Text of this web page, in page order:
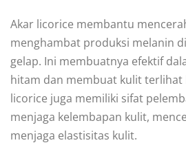
Akar licorice membantu
menghambat produksi melanin
gelap. Ini membuatnya efektif
hitam dan membuat kulit terlihat
licorice juga memiliki sifat
menjaga kelembapan kulit,
menjaga elastisitas kulit.